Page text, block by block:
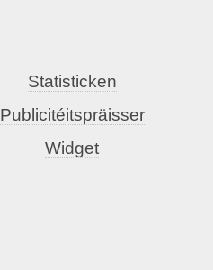
Statisticken
Publicitéitspräisser
Widget